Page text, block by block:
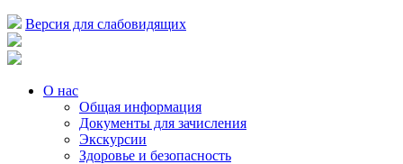
Версия для слабовидящих
О нас
Общая информация
Документы для зачисления
Экскурсии
Здоровье и безопасность